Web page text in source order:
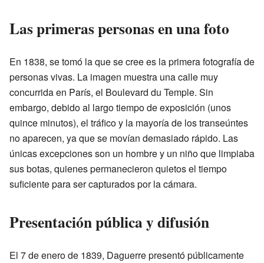
Las primeras personas en una foto
En 1838, se tomó la que se cree es la primera fotografía de
personas vivas. La imagen muestra una calle muy
concurrida en París, el Boulevard du Temple. Sin
embargo, debido al largo tiempo de exposición (unos
quince minutos), el tráfico y la mayoría de los transeúntes
no aparecen, ya que se movían demasiado rápido. Las
únicas excepciones son un hombre y un niño que limpiaba
sus botas, quienes permanecieron quietos el tiempo
suficiente para ser capturados por la cámara.
Presentación pública y difusión
El 7 de enero de 1839, Daguerre presentó públicamente